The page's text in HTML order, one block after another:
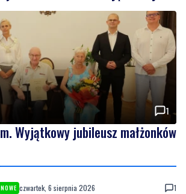
1
Wyjątkowy jubileusz małżonków
czwartek, 6 sierpnia 2026
Położniczego